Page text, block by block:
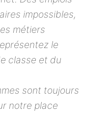
impossibles,
métiers
le
classe et du
sont toujours
notre place